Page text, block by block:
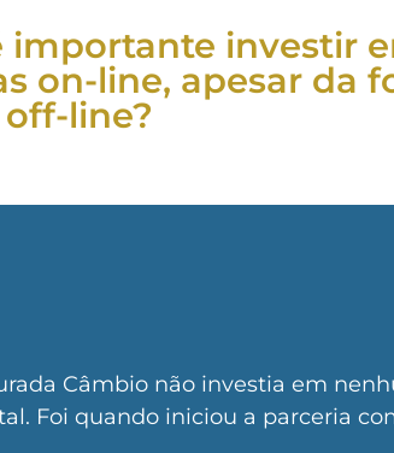
importante investir
on-line, apesar da
line?
Câmbio não investia em
Foi quando iniciou a parceria